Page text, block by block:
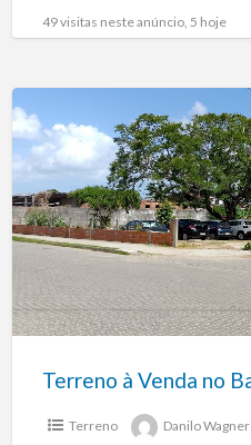
Ideal
Galpão,
Condomínio,
Empresas
e
Investimento
49 visitas neste anúncio, 5 hoje
Terreno
à
Venda
no
Barroso
em
Fortaleza
|
2.000
Terreno Danilo Wagner